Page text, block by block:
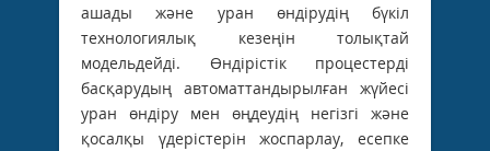
ашады және уран өндірудің бүкіл
технологиялық кезеңін толықтай
модельдейді. Өндірістік процестерді
басқарудың автоматтандырылған жүйесі
уран өндіру мен өңдеудің негізгі және
қосалқы үдерістерін жоспарлау, есепке